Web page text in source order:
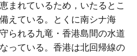
まれているため，いたるとこ
えている。とくに南シナ海
られる九竜・香港島間の水道
っている。香港は北回帰線の